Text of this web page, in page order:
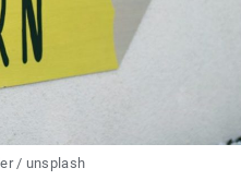
/ unsplash